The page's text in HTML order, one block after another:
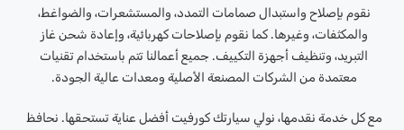
نقوم بإصلاح واستبدال صمامات التمدد، والمستشعرات، والضواغط،
والمكثفات، وغيرها. كما نقوم بإصلاحات كهربائية، وإعادة شحن غاز
التبريد، وتنظيف أجهزة التكييف. جميع أعمالنا تتم باستخدام تقنيات
معتمدة من الشركات المصنعة الأصلية ومعدات عالية الجودة.
مع كل خدمة نقدمها، نولي سيارتك كورفيت أفضل عناية تستحقها. نحافظ